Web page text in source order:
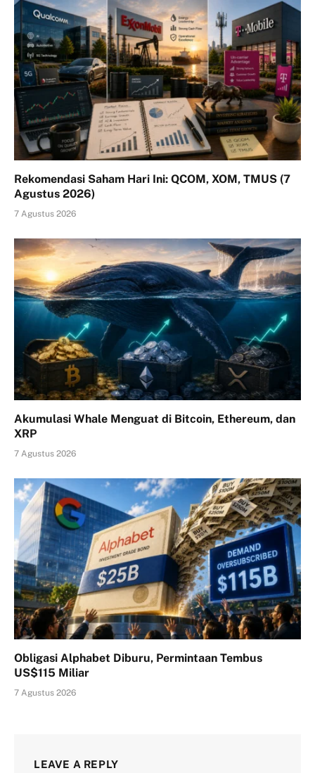
Rekomendasi Saham Hari Ini: QCOM, XOM, TMUS (7
Agustus 2026)
7 Agustus 2026
Akumulasi Whale Menguat di Bitcoin, Ethereum, dan
XRP
7 Agustus 2026
Obligasi Alphabet Diburu, Permintaan Tembus
US$115 Miliar
7 Agustus 2026
LEAVE A REPLY